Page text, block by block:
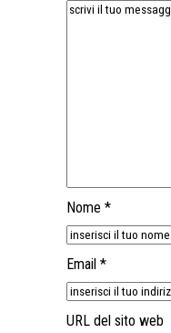
Nome *
Email *
URL del sito web